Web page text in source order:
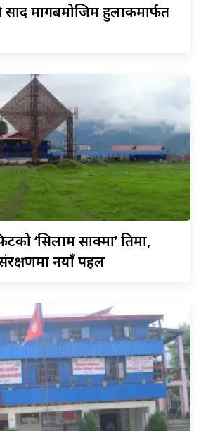
प्रसाद मागबमोजिम हुलाकमार्फत
‘सिलाम साक्मा’ प्रतिमा,
नयाँ पहल